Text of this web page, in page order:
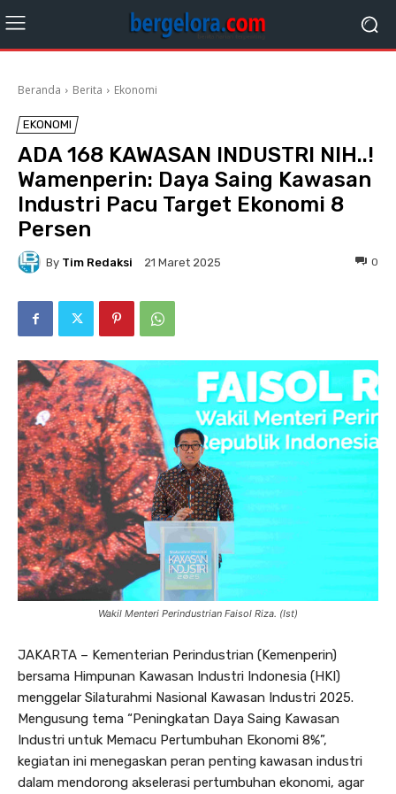
Beranda Berita Ekonomi
EKONOMI
ADA 168 KAWASAN INDUSTRI NIH..!
Wamenperin: Daya Saing Kawasan
Industri Pacu Target Ekonomi 8
Persen
By Tim Redaksi 21 Maret 2025 0
Wakil Menteri Perindustrian Faisol Riza. (Ist)
JAKARTA – Kementerian Perindustrian (Kemenperin)
bersama Himpunan Kawasan Industri Indonesia (HKI)
menggelar Silaturahmi Nasional Kawasan Industri 2025.
Mengusung tema “Peningkatan Daya Saing Kawasan
Industri untuk Memacu Pertumbuhan Ekonomi 8%”,
kegiatan ini menegaskan peran penting kawasan industri
dalam mendorong akselerasi pertumbuhan ekonomi, agar